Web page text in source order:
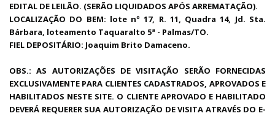
EDITAL DE LEILÃO. (SERÃO LIQUIDADOS APÓS ARREMATAÇÃO).
LOCALIZAÇÃO DO BEM: lote nº 17, R. 11, Quadra 14, Jd. Sta.
Bárbara, loteamento Taquaralto 5ª - Palmas/TO.
FIEL DEPOSITÁRIO: Joaquim Brito Damaceno.
OBS.: AS AUTORIZAÇÕES DE VISITAÇÃO SERÃO FORNECIDAS
EXCLUSIVAMENTE PARA CLIENTES CADASTRADOS, APROVADOS E
HABILITADOS NESTE SITE. O CLIENTE APROVADO E HABILITADO
DEVERÁ REQUERER SUA AUTORIZAÇÃO DE VISITA ATRAVÉS DO E-